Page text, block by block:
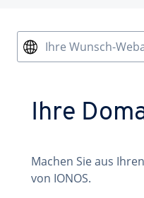
Ihre Wunsch-
Ihre
Machen Sie aus
von IONOS.